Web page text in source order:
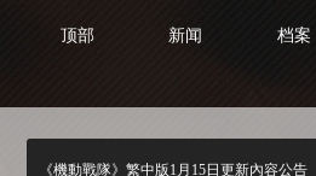
顶部 新闻 档案
《機動戰隊》繁中版1月15日更新內容公告